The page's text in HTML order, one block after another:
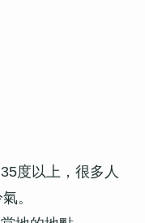
度以上，很多人
。